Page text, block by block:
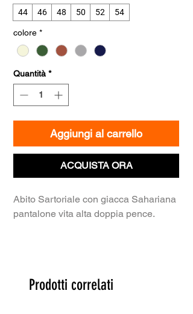
44
46 48 50 52 54
colore *
Quantità *
Aggiungi al carrello
ACQUISTA ORA
Abito Sartoriale con giacca Sahariana
pantalone vita alta doppia pence.
Prodotti correlati